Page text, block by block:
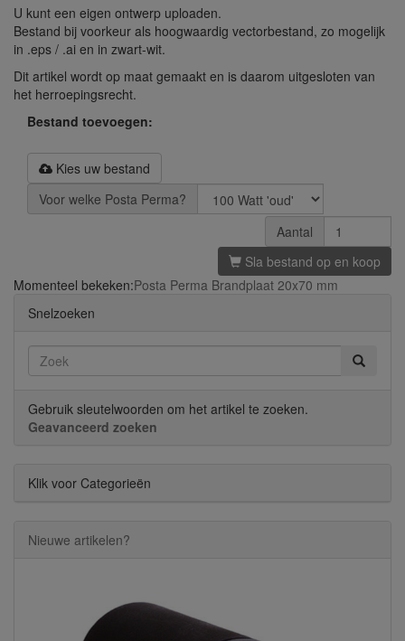
U kunt een eigen ontwerp uploaden.
Bestand bij voorkeur als hoogwaardig vectorbestand, zo mogelijk
in .eps / .ai en in zwart-wit.
Dit artikel wordt op maat gemaakt en is daarom uitgesloten van
het herroepingsrecht.
Bestand toevoegen:
Kies uw bestand
Voor welke Posta Perma?
Aantal
Sla bestand op en koop
Momenteel bekeken:Posta Perma Brandplaat 20x70 mm
Snelzoeken
Gebruik sleutelwoorden om het artikel te zoeken.
Geavanceerd zoeken
Klik voor Categorieën
Nieuwe artikelen?